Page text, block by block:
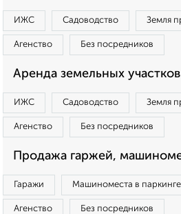
ИЖС Садоводство Земля
Агенство Без посредников
Аренда земельных
ИЖС Садоводство Земля
Агенство Без посредников
Продажа гаржей,
Гаражи Машиноместа в паркинге
Агенство Без посредников